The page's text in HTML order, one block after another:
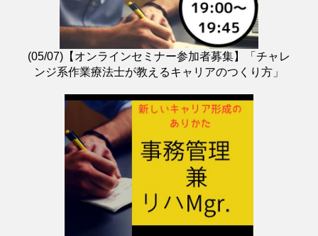
(05/07)【オンラインセミナー参加者募集】「チャレ
ンジ系作業療法士が教えるキャリアのつくり方」